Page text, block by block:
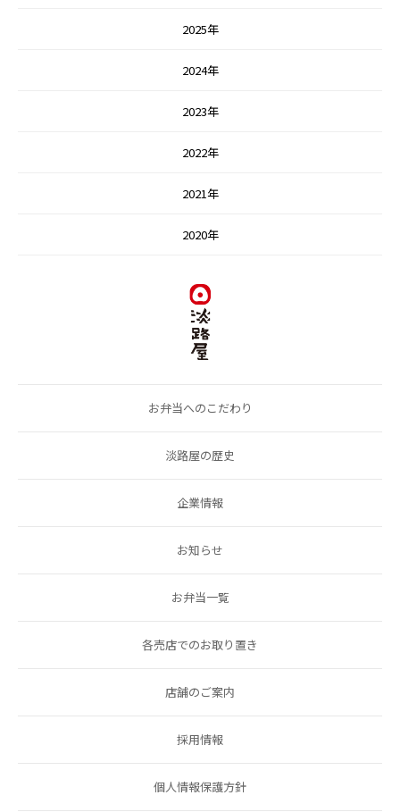
2025年
2024年
2023年
2022年
2021年
2020年
お弁当へのこだわり
淡路屋の歴史
企業情報
お知らせ
お弁当一覧
各売店でのお取り置き
店舗のご案内
採用情報
個人情報保護方針